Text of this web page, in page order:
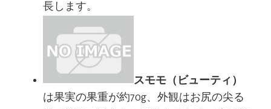
長します。
スモモ（ビューティ）
は果実の果重が約70g、外観はお尻の尖る